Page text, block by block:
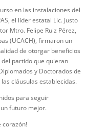
en las instalaciones del
el líder estatal Lic. Justo
Mtro. Felipe Ruiz Pérez,
(UCACH), firmaron un
de otorgar beneficios
partido que quieran
y Doctorados de
cláusulas establecidas.
para seguir
futuro mejor.
corazón!